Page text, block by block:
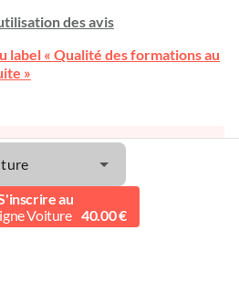
des avis
label « Qualité des formations au
»
écoute et vous conseille.
contacté
au
Voiture 40.00 €